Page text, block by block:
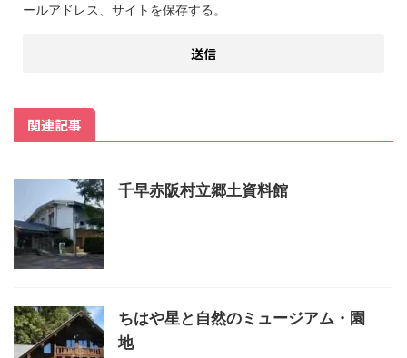
ールアドレス、サイトを保存する。
関連記事
千早赤阪村立郷土資料館
ちはや星と自然のミュージアム・園
地